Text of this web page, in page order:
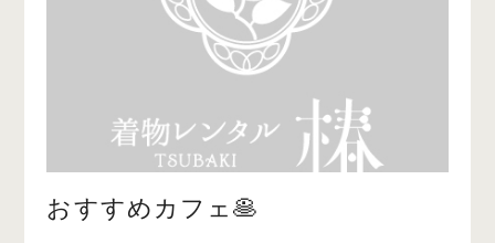
おすすめカフェ🥞